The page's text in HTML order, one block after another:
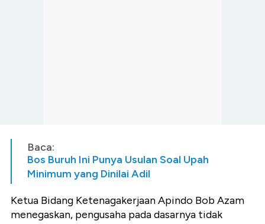
Baca:
Bos Buruh Ini Punya Usulan Soal Upah
Minimum yang Dinilai Adil
Ketua Bidang Ketenagakerjaan Apindo Bob Azam
menegaskan, pengusaha pada dasarnya tidak